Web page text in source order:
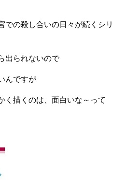
での殺し合いの日々が続くシリ
出られないので
んですが
く描くのは、面白いな～って